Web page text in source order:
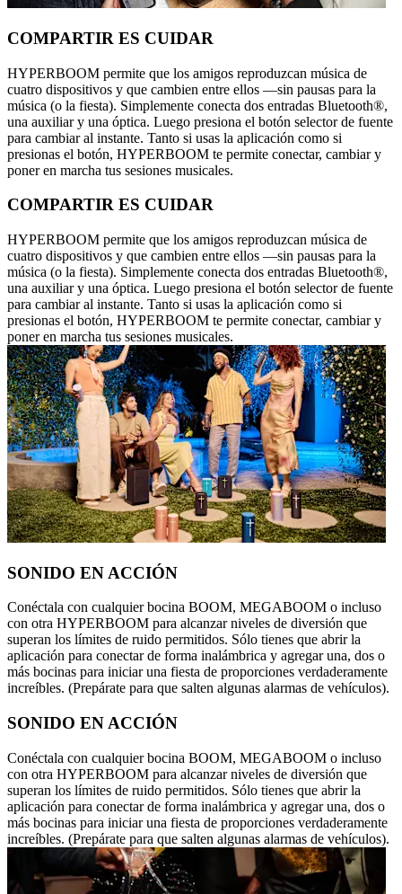
COMPARTIR ES CUIDAR
HYPERBOOM permite que los amigos reproduzcan música de
cuatro dispositivos y que cambien entre ellos —sin pausas para la
música (o la fiesta). Simplemente conecta dos entradas Bluetooth®,
una auxiliar y una óptica. Luego presiona el botón selector de fuente
para cambiar al instante. Tanto si usas la aplicación como si
presionas el botón, HYPERBOOM te permite conectar, cambiar y
poner en marcha tus sesiones musicales.
COMPARTIR ES CUIDAR
HYPERBOOM permite que los amigos reproduzcan música de
cuatro dispositivos y que cambien entre ellos —sin pausas para la
música (o la fiesta). Simplemente conecta dos entradas Bluetooth®,
una auxiliar y una óptica. Luego presiona el botón selector de fuente
para cambiar al instante. Tanto si usas la aplicación como si
presionas el botón, HYPERBOOM te permite conectar, cambiar y
poner en marcha tus sesiones musicales.
SONIDO EN ACCIÓN
Conéctala con cualquier bocina BOOM, MEGABOOM o incluso
con otra HYPERBOOM para alcanzar niveles de diversión que
superan los límites de ruido permitidos. Sólo tienes que abrir la
aplicación para conectar de forma inalámbrica y agregar una, dos o
más bocinas para iniciar una fiesta de proporciones verdaderamente
increíbles. (Prepárate para que salten algunas alarmas de vehículos).
SONIDO EN ACCIÓN
Conéctala con cualquier bocina BOOM, MEGABOOM o incluso
con otra HYPERBOOM para alcanzar niveles de diversión que
superan los límites de ruido permitidos. Sólo tienes que abrir la
aplicación para conectar de forma inalámbrica y agregar una, dos o
más bocinas para iniciar una fiesta de proporciones verdaderamente
increíbles. (Prepárate para que salten algunas alarmas de vehículos).